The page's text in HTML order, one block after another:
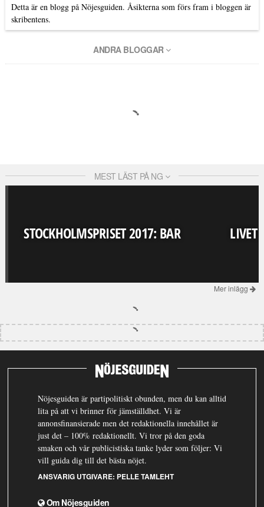
Detta är en blogg på Nöjesguiden. Åsikterna som förs fram i bloggen är
skribentens.
ANDRA BLOGGAR
MEST LÄST PÅ NG
STOCKHOLMSPRISET 2017: BAR LIVET
Mer inlägg
Nöjesguiden är partipolitiskt obunden, men du kan alltid
lita på att vi brinner för jämställdhet. Vi är
annonsfinansierade men det redaktionella innehållet är
just det – 100% redaktionellt. Vi tror på den goda
smaken och vår publicistiska tanke lyder som följer: Vi
vill guida dig till det bästa nöjet.
ANSVARIG UTGIVARE: PELLE TAMLEHT
Om Nöjesguiden